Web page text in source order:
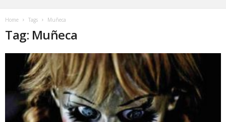
Home Tags Muñeca
Tag: Muñeca